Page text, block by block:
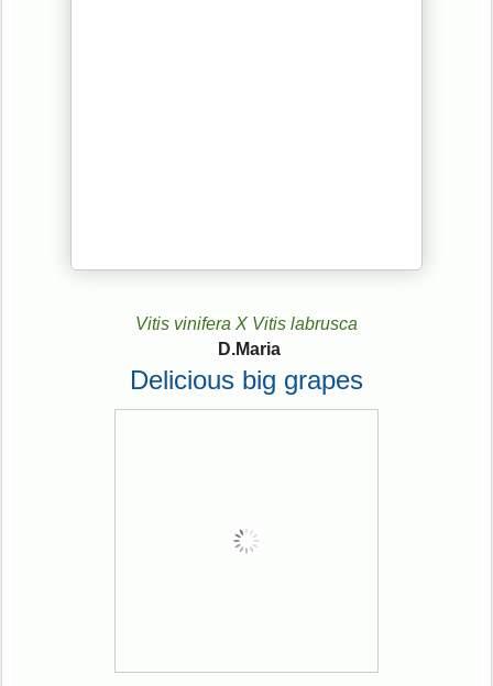
Vitis vinifera X Vitis labrusca
D.Maria
Delicious big grapes